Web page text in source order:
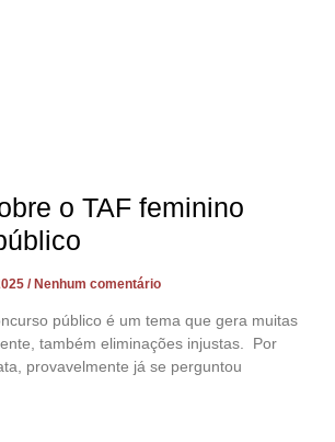
o TAF feminino
Nenhum comentário
público é um tema que gera muitas
também eliminações injustas. Por
provavelmente já se perguntou